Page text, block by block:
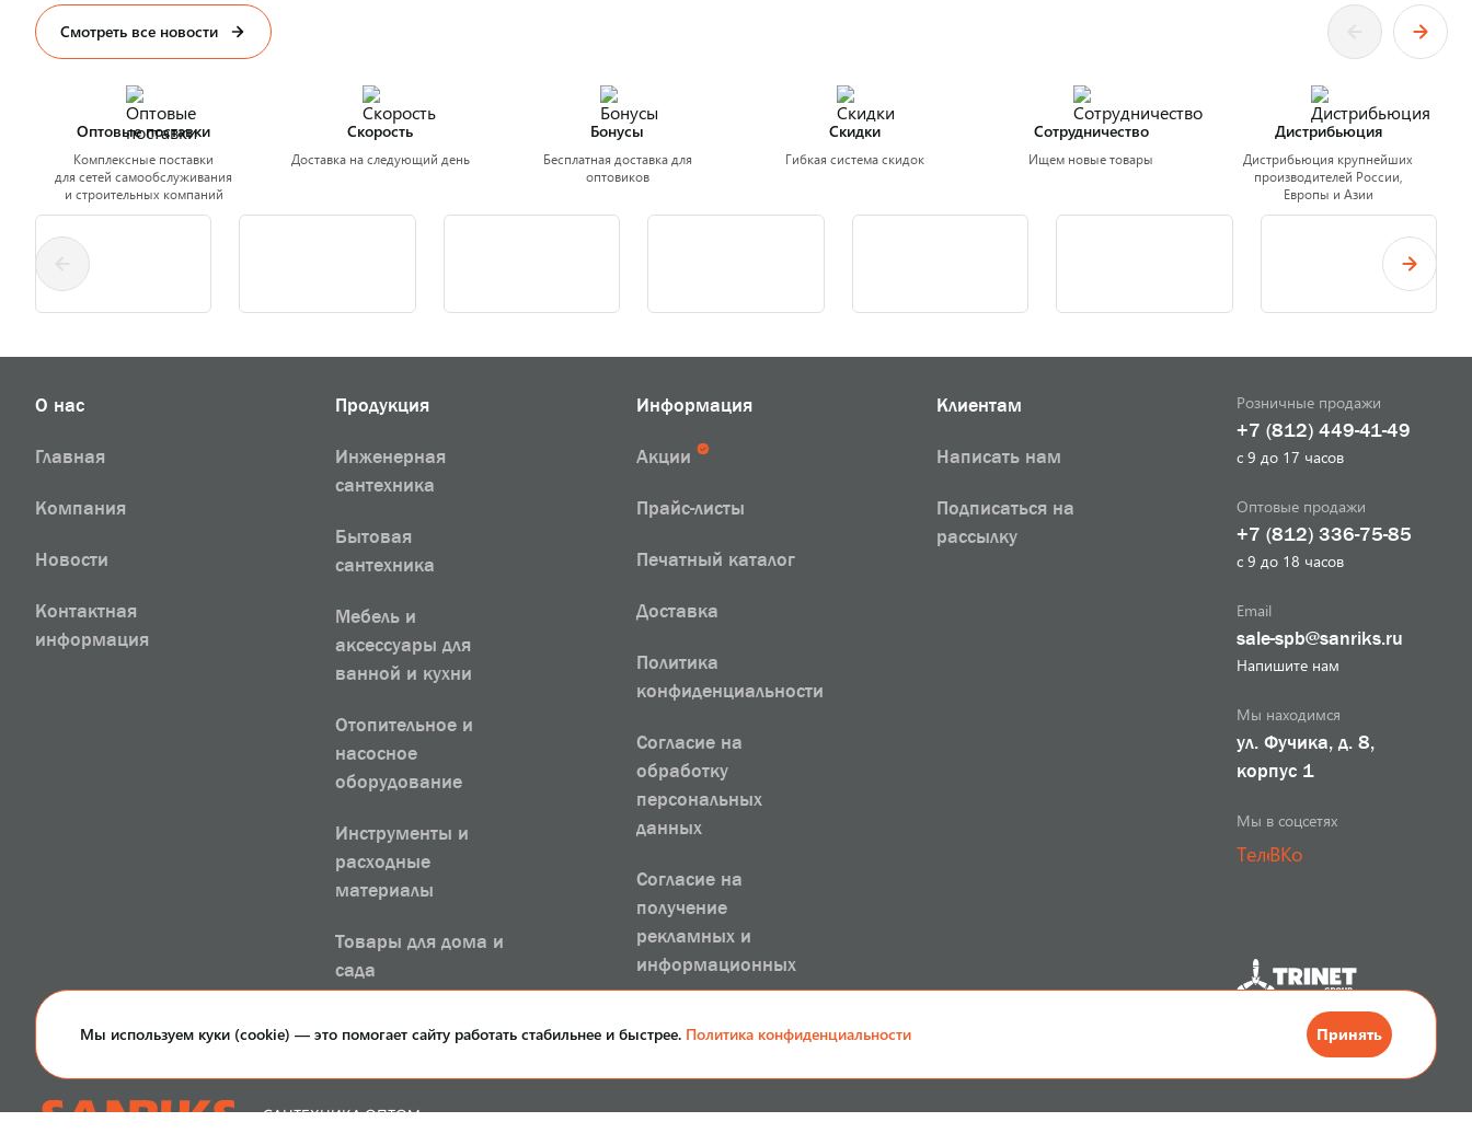
Смотреть все новости
Оптовые поставки
Комплексные поставки
для сетей самообслуживания
и строительных компаний
Скорость
Доставка на следующий день
Бонусы
Бесплатная доставка для
оптовиков
Скидки
Гибкая система скидок
Сотрудничество
Ищем новые товары
Дистрибьюция
Дистрибьюция крупнейших
производителей России,
Европы и Азии
Мы используем куки (cookie) — это помогает сайту работать стабильнее и быстрее. Политика конфиденциальности Принять
О нас
Главная
Компания
Новости
Контактная
информация
Продукция
Инженерная
сантехника
Бытовая
сантехника
Мебель и
аксессуары для
ванной и кухни
Отопительное и
насосное
оборудование
Инструменты и
расходные
материалы
Товары для дома и
сада
Информация
Акции
Прайс-листы
Печатный каталог
Доставка
Политика
конфиденциальности
Согласие на
обработку
персональных
данных
Согласие на
получение
рекламных и
информационных
рассылок
Клиентам
Написать нам
Подписаться на
рассылку
Розничные продажи
+7 (812) 449-41-49
с 9 до 17 часов
Оптовые продажи
+7 (812) 336-75-85
с 9 до 18 часов
Email
sale-spb@sanriks.ru
Напишите нам
Мы находимся
ул. Фучика, д. 8,
корпус 1
Мы в соцсетях
ТелеграмВКонтакте
САНТЕХНИКА ОПТОМ